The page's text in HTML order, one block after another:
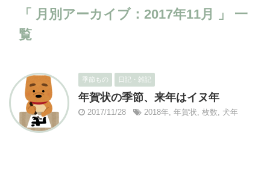
「 月別アーカイブ：2017年11月 」 一
覧
季節もの 日記・雑記
年賀状の季節、来年はイヌ年
2017/11/28 2018年, 年賀状, 枚数, 犬年